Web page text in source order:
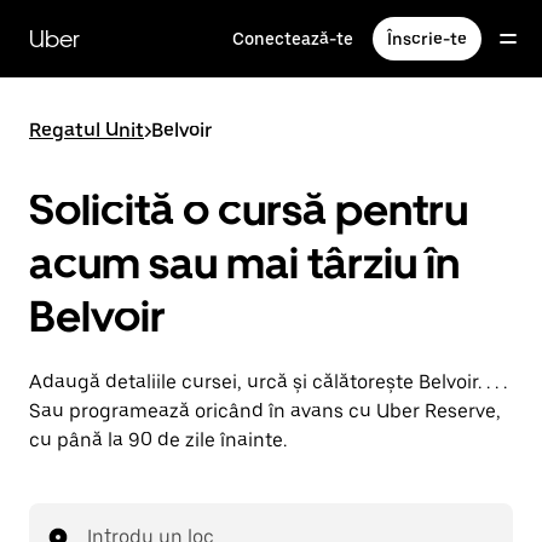
direct
conținutul
principal
Uber Conectează-te Înscrie-te
Regatul Unit>Belvoir
Solicită o cursă pentru
acum sau mai târziu în
Belvoir
Adaugă detaliile cursei, urcă și călătorește Belvoir. . . .
Sau programează oricând în avans cu Uber Reserve,
cu până la 90 de zile înainte.
Introdu un loc